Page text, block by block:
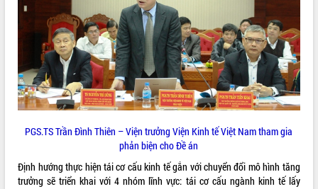
UBND tỉnh Đắk Lắk triển khai nhiệm
vụ 6 tháng cuối năm 2026
Kỳ họp thứ Hai, Hội đồng nhân dân
tỉnh khóa XI quyết nghị nhiều nội dung
quan trọng
Bí thư Tỉnh ủy Lương Nguyễn Minh
Triết thăm, tặng quà người có công với
Rà soát, hoàn thiện hệ thống thiết chế
văn hóa, thể thao đáp ứng yêu cầu
phát triển mới
Thường trực HĐND tỉnh Đắk Lắk gặp
ALBUM ẢNH
PGS.TS Trần Đình Thiên – Viện trưởng Viện Kinh tế Việt Nam tham gia
phản biện cho Đề án
Định hướng thực hiện tái cơ cấu kinh tế gắn với chuyển đổi mô hình tăng
trưởng sẽ triển khai với 4 nhóm lĩnh vực: tái cơ cấu ngành kinh tế lấy